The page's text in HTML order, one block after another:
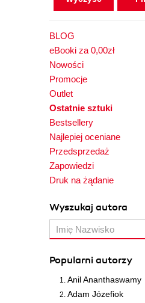
BLOG
eBooki za 0,00zł
Nowości
Promocje
Outlet
Ostatnie sztuki
Bestsellery
Najlepiej oceniane
Przedsprzedaż
Zapowiedzi
Druk na żądanie
Wyszukaj autora
Popularni autorzy
Anil Ananthaswamy
Adam Józefiok